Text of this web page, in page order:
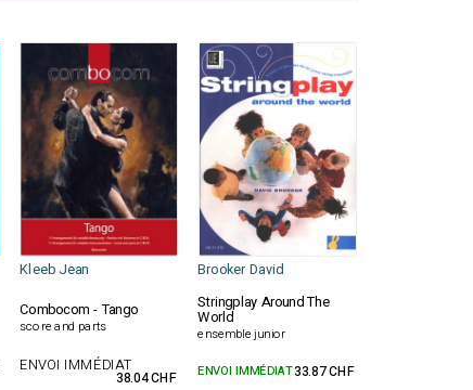
Kleeb Jean
Brooker David
Combocom - Tango
score and parts
Stringplay Around The
World
ensemble junior
ENVOI IMMÉDIAT
38.04 CHF ENVOI IMMÉDIAT33.87 CHF